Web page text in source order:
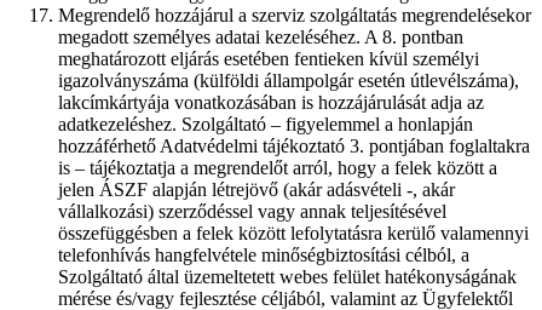
Megrendelő hozzájárul a szerviz szolgáltatás megrendelésekor
megadott személyes adatai kezeléséhez. A 8. pontban
meghatározott eljárás esetében fentieken kívül személyi
igazolványszáma (külföldi állampolgár esetén útlevélszáma),
lakcímkártyája vonatkozásában is hozzájárulását adja az
adatkezeléshez. Szolgáltató – figyelemmel a honlapján
hozzáférhető Adatvédelmi tájékoztató 3. pontjában foglaltakra
is – tájékoztatja a megrendelőt arról, hogy a felek között a
jelen ÁSZF alapján létrejövő (akár adásvételi -, akár
vállalkozási) szerződéssel vagy annak teljesítésével
összefüggésben a felek között lefolytatásra kerülő valamennyi
telefonhívás hangfelvétele minőségbiztosítási célból, a
Szolgáltató által üzemeltetett webes felület hatékonyságának
mérése és/vagy fejlesztése céljából, valamint az Ügyfelektől